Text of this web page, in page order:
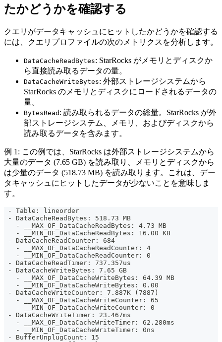
たかどうかを確認する
クエリがデータキャッシュにヒットしたかどうかを確認する
には、クエリプロファイルの次のメトリクスを分析します。
DataCacheReadBytes: StarRocks がメモリとディスクか
ら直接読み取るデータの量。
DataCacheWriteBytes: 外部ストレージシステムから
StarRocks のメモリとディスクにロードされるデータの
量。
BytesRead : 読み取られるデータの総量。StarRocks が外
部ストレージシステム、メモリ、およびディスクから
読み取るデータを含みます。
例 1: この例では、StarRocks は外部ストレージシステムから
大量のデータ (7.65 GB) を読み取り、メモリとディスクから
は少量のデータ (518.73 MB) を読み取ります。これは、デー
タキャッシュにヒットしたデータが少ないことを意味しま
す。
- Table: lineorder
- DataCacheReadBytes: 518.73 MB
   - __MAX_OF_DataCacheReadBytes: 4.73 MB
   - __MIN_OF_DataCacheReadBytes: 16.00 KB
- DataCacheReadCounter: 684
   - __MAX_OF_DataCacheReadCounter: 4
   - __MIN_OF_DataCacheReadCounter: 0
- DataCacheReadTimer: 737.357us
- DataCacheWriteBytes: 7.65 GB
   - __MAX_OF_DataCacheWriteBytes: 64.39 MB
   - __MIN_OF_DataCacheWriteBytes: 0.00
- DataCacheWriteCounter: 7.887K (7887)
   - __MAX_OF_DataCacheWriteCounter: 65
   - __MIN_OF_DataCacheWriteCounter: 0
- DataCacheWriteTimer: 23.467ms
   - __MAX_OF_DataCacheWriteTimer: 62.280ms
   - __MIN_OF_DataCacheWriteTimer: 0ns
- BufferUnplugCount: 15